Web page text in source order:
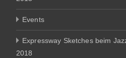
Events
Expressway Sketches beim
2018